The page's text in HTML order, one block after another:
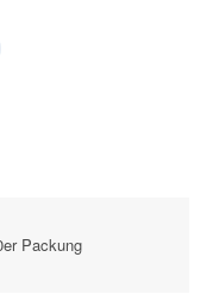
Packung